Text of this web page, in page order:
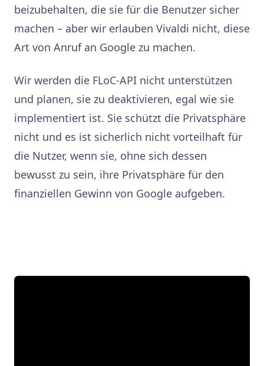
beizubehalten, die sie für die Benutzer sicher
machen – aber wir erlauben Vivaldi nicht, diese
Art von Anruf an Google zu machen.
Wir werden die FLoC-API nicht unterstützen
und planen, sie zu deaktivieren, egal wie sie
implementiert ist. Sie schützt die Privatsphäre
nicht und es ist sicherlich nicht vorteilhaft für
die Nutzer, wenn sie, ohne sich dessen
bewusst zu sein, ihre Privatsphäre für den
finanziellen Gewinn von Google aufgeben.